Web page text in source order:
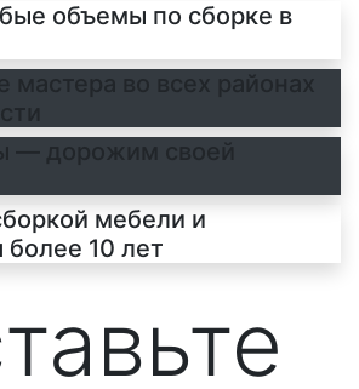
объемы по сборке в
мастера во всех районах
— дорожим своей
мебели и
более 10 лет